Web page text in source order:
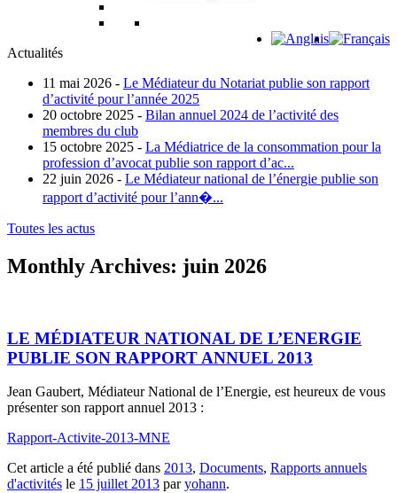
Actualités
11 mai 2026 - Le Médiateur du Notariat publie son rapport
d’activité pour l’année 2025
20 octobre 2025 - Bilan annuel 2024 de l’activité des
membres du club
15 octobre 2025 - La Médiatrice de la consommation pour la
profession d’avocat publie son rapport d’ac...
22 juin 2026 - Le Médiateur national de l’énergie publie son
rapport d’activité pour l’ann�...
Toutes les actus
Monthly Archives: juin 2026
LE MÉDIATEUR NATIONAL DE L’ENERGIE
PUBLIE SON RAPPORT ANNUEL 2013
Jean Gaubert, Médiateur National de l’Energie, est heureux de vous
présenter son rapport annuel 2013 :
Rapport-Activite-2013-MNE
Cet article a été publié dans 2013, Documents, Rapports annuels
d'activités le 15 juillet 2013 paryohann.